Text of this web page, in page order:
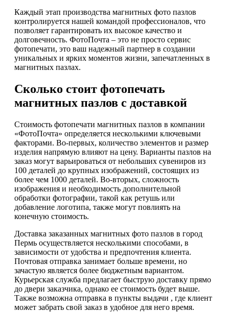
Каждый этап производства магнитных фото пазлов
контролируется нашей командой профессионалов, что
позволяет гарантировать их высокое качество и
долговечность. ФотоПочта – это не просто сервис
фотопечати, это ваш надежный партнер в создании
уникальных и ярких моментов жизни, запечатленных в
магнитных пазлах.
Сколько стоит фотопечать
магнитных пазлов с доставкой
Стоимость фотопечати магнитных пазлов в компании
«ФотоПочта» определяется несколькими ключевыми
факторами. Во-первых, количество элементов и размер
изделия напрямую влияют на цену. Варианты пазлов на
заказ могут варьироваться от небольших сувениров из
100 деталей до крупных изображений, состоящих из
более чем 1000 деталей. Во-вторых, сложность
изображения и необходимость дополнительной
обработки фотографии, такой как ретушь или
добавление логотипа, также могут повлиять на
конечную стоимость.
Доставка заказанных магнитных фото пазлов в город
Пермь осуществляется несколькими способами, в
зависимости от удобства и предпочтения клиента.
Почтовая отправка занимает больше времени, но
зачастую является более бюджетным вариантом.
Курьерская служба предлагает быструю доставку прямо
до двери заказчика, однако ее стоимость будет выше.
Также возможна отправка в пункты выдачи , где клиент
может забрать свой заказ в удобное для него время.